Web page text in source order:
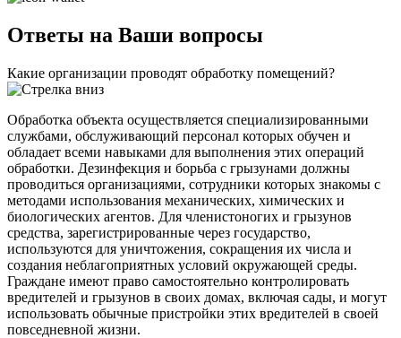
Ответы на Ваши вопросы
Какие организации проводят обработку помещений?
Обработка объекта осуществляется специализированными
службами, обслуживающий персонал которых обучен и
обладает всеми навыками для выполнения этих операций
обработки. Дезинфекция и борьба с грызунами должны
проводиться организациями, сотрудники которых знакомы с
методами использования механических, химических и
биологических агентов. Для членистоногих и грызунов
средства, зарегистрированные через государство,
используются для уничтожения, сокращения их числа и
создания неблагоприятных условий окружающей среды.
Граждане имеют право самостоятельно контролировать
вредителей и грызунов в своих домах, включая сады, и могут
использовать обычные пристройки этих вредителей в своей
повседневной жизни.